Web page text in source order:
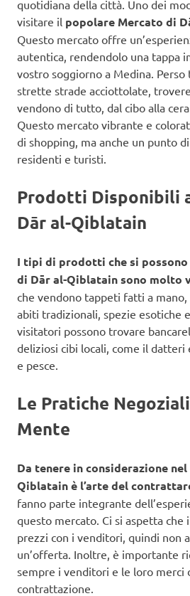
quotidiana della città. Uno dei
visitare il popolare Mercato di
Questo mercato offre
autentica, rendendolo una tappa
vostro soggiorno a Medina. Perso
strette strade acciottolate,
vendono di tutto, dal cibo alla
Questo mercato vibrante e
di shopping, ma anche un punto
residenti e turisti.
Prodotti Disponibili
Dār al-Qiblatain
I tipi di prodotti che si
di Dār al-Qiblatain sono molto
che vendono tappeti fatti a mano,
abiti tradizionali, spezie esotiche
visitatori possono trovare
deliziosi cibi locali, come il datteri
e pesce.
Le Pratiche
Mente
Da tenere in considerazione
Qiblatain è l’arte del
fanno parte integrante
questo mercato. Ci si aspetta
prezzi con i venditori, quindi non
un’offerta. Inoltre, è importante
sempre i venditori e le loro merci
contrattazione.